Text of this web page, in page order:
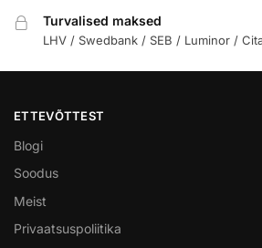
Turvalised maksed
LHV / Swedbank / SEB / Luminor /
ETTEVÕTTEST
Blogi
Soodus
Meist
Privaatsuspoliitika